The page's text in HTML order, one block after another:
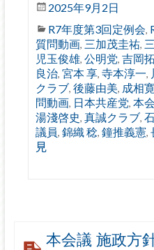
2025年9月2日
R7年度第3回定例会,
質問動画, 三加茂圭祐,
児玉俊雄, 公明党, 吉岡
良治, 宮本 享, 寺本淳一,
クラブ, 後藤由美, 成相
問動画, 日本共産党, 本
湯淺啓史, 真誠クラブ,
議員, 錦織 稔, 鐘推義憲,
見
本会議 施政方